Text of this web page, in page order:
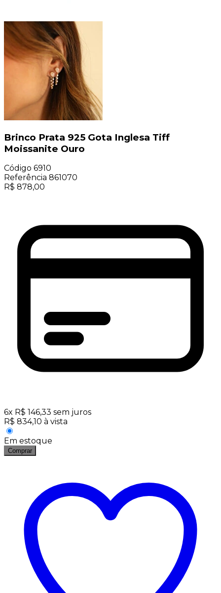
Brinco Prata 925 Gota Inglesa Tiff
Moissanite Ouro
Código 6910
Referência 861070
R$ 878,00
6x R$ 146,33 sem juros
R$ 834,10 à vista
Em estoque
Comprar